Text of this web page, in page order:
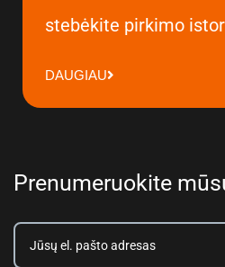
stebėkite pirkimo
DAUGIAU
Prenumeruokite